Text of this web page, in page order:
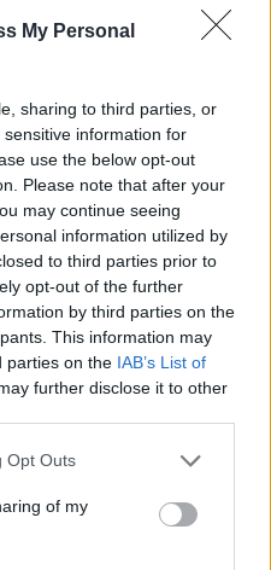
My Personal
sharing to third parties, or
information for
use the below opt-out
Please note that after your
may continue seeing
information utilized by
to third parties prior to
opt-out of the further
by third parties on the
This information may
parties on the IAB’s List of
further disclose it to other
uses one or more Google
behaviour. You may click to
and its third-party tags to
purposes in below Google
Opt Outs
of my
nem kerül többe, mint
ingyenesek, az iszonyú
egy-egy hirtelen jött zivatar?
tovább